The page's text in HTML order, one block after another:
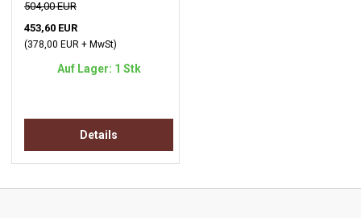
504,00 EUR
453,60 EUR
(378,00 EUR + MwSt)
Auf Lager: 1 Stk
Details